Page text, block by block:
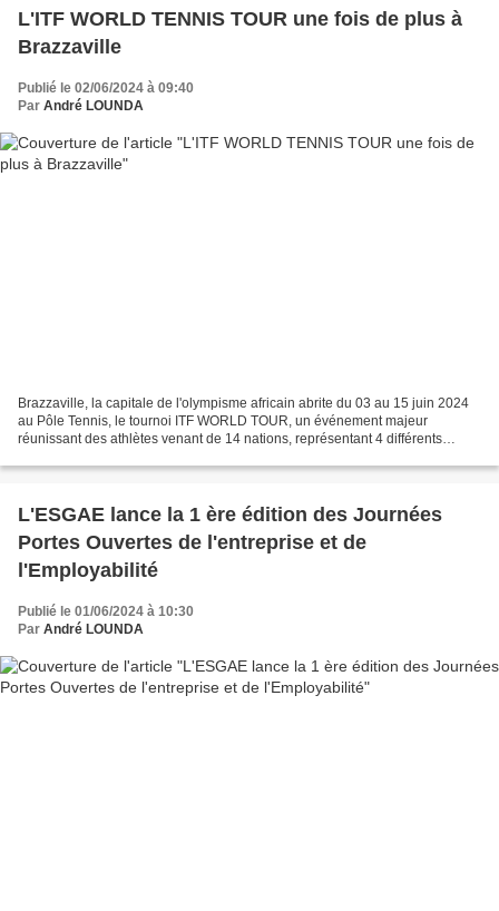
L'ITF WORLD TENNIS TOUR une fois de plus à
Brazzaville
Publié le 02/06/2024 à 09:40
Par André LOUNDA
Brazzaville, la capitale de l'olympisme africain abrite du 03 au 15 juin 2024
au Pôle Tennis, le tournoi ITF WORLD TOUR, un événement majeur
réunissant des athlètes venant de 14 nations, représentant 4 différents
L'ESGAE lance la 1 ère édition des Journées
Portes Ouvertes de l'entreprise et de
l'Employabilité
Publié le 01/06/2024 à 10:30
Par André LOUNDA